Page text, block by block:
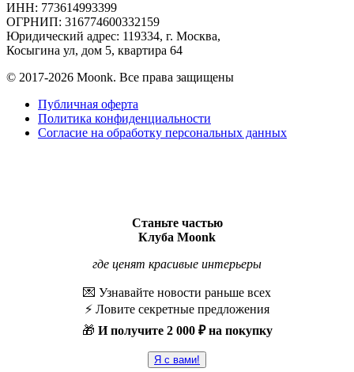
ИНН: 773614993399
ОГРНИП: 316774600332159
Юридический адрес: 119334, г. Москва,
Косыгина ул, дом 5, квартира 64
© 2017-2026 Moonk. Все права защищены
Публичная оферта
Политика конфиденциальности
Согласие на обработку персональных данных
Станьте частью
Клуба Moonk
где ценят красивые интерьеры
💌 Узнавайте новости раньше всех
⚡️ Ловите секретные предложения
🎁 И получите 2 000 ₽ на покупку
Я с вами!